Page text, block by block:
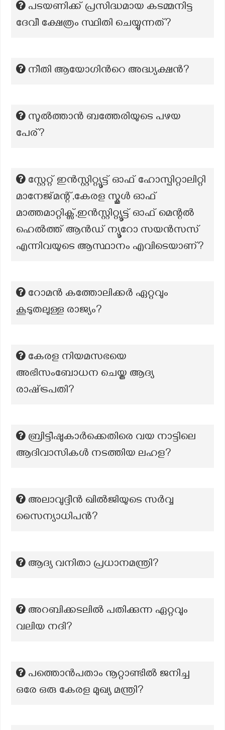
പടയണിക്ക് പ്രസിദ്ധമായ കടമ്മനിട്ട
ദേവീ ക്ഷേത്രം സ്ഥിതി ചെയ്യുന്നത്?
നീതി ആയോഗിന്‍റെ അദ്ധ്യക്ഷൻ?
സുൽത്താൻ ബത്തേരിയുടെ പഴയ
പേര്?
സ്റ്റേറ്റ് ഇൻസ്റ്റിറ്റ്യൂട്ട് ഓഫ് ഹോസ്പിറ്റാലിറ്റി
മാനേജ്‌മന്റ്,കേരള സ്കൂൾ ഓഫ്
മാത്തമാറ്റിക്സ്,ഇൻസ്റ്റിറ്റ്യൂട്ട് ഓഫ് മെന്റൽ
ഹെൽത്ത് ആൻഡ് ന്യൂറോ സയൻസസ്
എന്നിവയുടെ ആസ്ഥാനം എവിടെയാണ്?
റോമൻ കത്തോലിക്കർ ഏറ്റവും
കൂടുതലുള്ള രാജ്യം?
കേരള നിയമസഭയെ
അഭിസംബോധന ചെയ്ത ആദ്യ
രാഷ്‌ട്രപതി?
ബ്രിട്ടീഷുകാർക്കെതിരെ വയ നാട്ടിലെ
ആദിവാസികൾ നടത്തിയ ലഹള?
അലാവുദ്ദീൻ ഖിൽജിയുടെ സർവ്വ
സൈന്യാധിപൻ?
ആദ്യ വനിതാ പ്രധാനമന്ത്രി?
അറബിക്കടലില്‍ പതിക്കുന്ന ഏറ്റവും
വലിയ നദി?
പത്തൊന്‍പതാം നൂറ്റാണ്ടില്‍ ജനിച്ച
ഒരേ ഒരു കേരള മുഖ്യ മന്ത്രി?